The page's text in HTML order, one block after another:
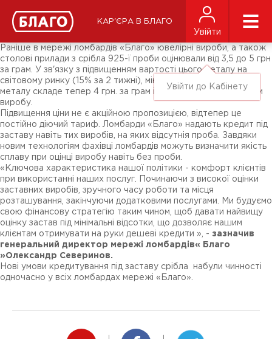
КАР'ЄРА В БЛАГО
Увійти
Увійти до Кабінету
ЗМІ про нас
Підписники соц-мереж
Ярмарки
Раніше в мережі ломбардів «Благо» ювелірні вироби, а також
столові прилади з срібла 925-ї проби оцінювали від 3,5 до 5 грн
за грам. У зв'язку з підвищенням вартості цього металу на
світовому ринку (15% за 2 тижні), мінімальна сума оцінки
металу складе тепер 4 грн. за грам і більше, залежно від ваги
виробу.
Підвищення ціни не є акційною пропозицією, відтепер це
постійно діючий тариф. Ломбарди «Благо» надають кредит під
заставу навіть тих виробів, на яких відсутнія проба. Завдяки
новим технологіям фахівці ломбардів можуть визначити якість
сплаву при оцінці виробу навіть без проби.
«Ключова характеристика нашої політики - комфорт клієнтів
при використанні наших послуг. Починаючи з високої оцінки
заставних виробів, зручного часу роботи та місця
розташування, закінчуючи додатковими послугами. Ми будуємо
свою фінансову стратегію таким чином, щоб давати найвищу
оцінку застав під мінімальні відсотки, що дозволяє нашим
клієнтам отримувати на руки дешеві кредити », - зазначив
генеральний директор мережі ломбардів« Благо
»Олександр Северинов.
Нові умови кредитування під заставу срібла набули чинності
одночасно у всіх ломбардах мережі «Благо».